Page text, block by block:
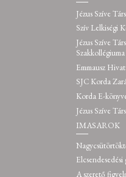
Jézus Szíve
Szív Lelkiségi
Jézus Szíve
Szakkollégiuma
Emmausz
SJC Korda
Korda E-
Jézus Szíve
IMASAROK
A szerető